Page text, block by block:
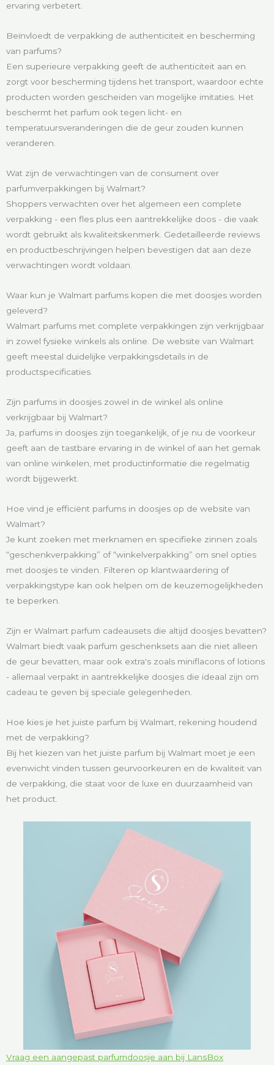
ervaring verbetert.
Beïnvloedt de verpakking de authenticiteit en bescherming
van parfums?
Een superieure verpakking geeft de authenticiteit aan en
zorgt voor bescherming tijdens het transport, waardoor echte
producten worden gescheiden van mogelijke imitaties. Het
beschermt het parfum ook tegen licht- en
temperatuursveranderingen die de geur zouden kunnen
veranderen.
Wat zijn de verwachtingen van de consument over
parfumverpakkingen bij Walmart?
Shoppers verwachten over het algemeen een complete
verpakking - een fles plus een aantrekkelijke doos - die vaak
wordt gebruikt als kwaliteitskenmerk. Gedetailleerde reviews
en productbeschrijvingen helpen bevestigen dat aan deze
verwachtingen wordt voldaan.
Waar kun je Walmart parfums kopen die met doosjes worden
geleverd?
Walmart parfums met complete verpakkingen zijn verkrijgbaar
in zowel fysieke winkels als online. De website van Walmart
geeft meestal duidelijke verpakkingsdetails in de
productspecificaties.
Zijn parfums in doosjes zowel in de winkel als online
verkrijgbaar bij Walmart?
Ja, parfums in doosjes zijn toegankelijk, of je nu de voorkeur
geeft aan de tastbare ervaring in de winkel of aan het gemak
van online winkelen, met productinformatie die regelmatig
wordt bijgewerkt.
Hoe vind je efficiënt parfums in doosjes op de website van
Walmart?
Je kunt zoeken met merknamen en specifieke zinnen zoals
“geschenkverpakking” of “winkelverpakking” om snel opties
met doosjes te vinden. Filteren op klantwaardering of
verpakkingstype kan ook helpen om de keuzemogelijkheden
te beperken.
Zijn er Walmart parfum cadeausets die altijd doosjes bevatten?
Walmart biedt vaak parfum geschenksets aan die niet alleen
de geur bevatten, maar ook extra's zoals miniflacons of lotions
- allemaal verpakt in aantrekkelijke doosjes die ideaal zijn om
cadeau te geven bij speciale gelegenheden.
Hoe kies je het juiste parfum bij Walmart, rekening houdend
met de verpakking?
Bij het kiezen van het juiste parfum bij Walmart moet je een
evenwicht vinden tussen geurvoorkeuren en de kwaliteit van
de verpakking, die staat voor de luxe en duurzaamheid van
het product.
Vraag een aangepast parfumdoosje aan bij LansBox